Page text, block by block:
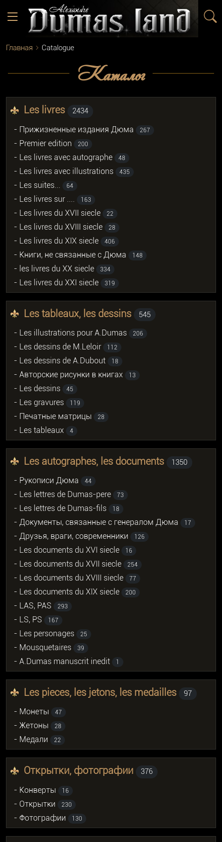
Главная Catalogue
Каталог
Les livres 2434
- Прижизненные издания Дюма 267
- Premier edition 200
- Les livres avec autographe 48
- Les livres avec illustrations 435
- Les suites... 64
- Les livres sur .... 163
- Les livres du XVII siecle 22
- Les livres du XVIII siecle 28
- Les livres du XIX siecle 406
- Книги, не связанные с Дюма 148
- les livres du XX siecle 334
- Les livres du XXI siecle 319
Les tableaux, les dessins 545
- Les illustrations pour A.Dumas 206
- Les dessins de M.Leloir 112
- Les dessins de A.Dubout 18
- Авторские рисунки в книгах 13
- Les dessins 45
- Les gravures 119
- Печатные матрицы 28
- Les tableaux 4
Les autographes, les documents 1350
- Рукописи Дюма 44
- Les lettres de Dumas-pere 73
- Les lettres de Dumas-fils 18
- Документы, связанные с генералом Дюма 17
- Друзья, враги, современники 126
- Les documents du XVI siecle 16
- Les documents du XVII siecle 254
- Les documents du XVIII siecle 77
- Les documents du XIX siecle 200
- LAS, PAS 293
- LS, PS 167
- Les personages 25
- Mousquetaires 39
- A.Dumas manuscrit inedit 1
Les pieces, les jetons, les medailles 97
- Монеты 47
- Жетоны 28
- Медали 22
Открытки, фотографии 376
- Конверты 16
- Открытки 230
- Фотографии 130